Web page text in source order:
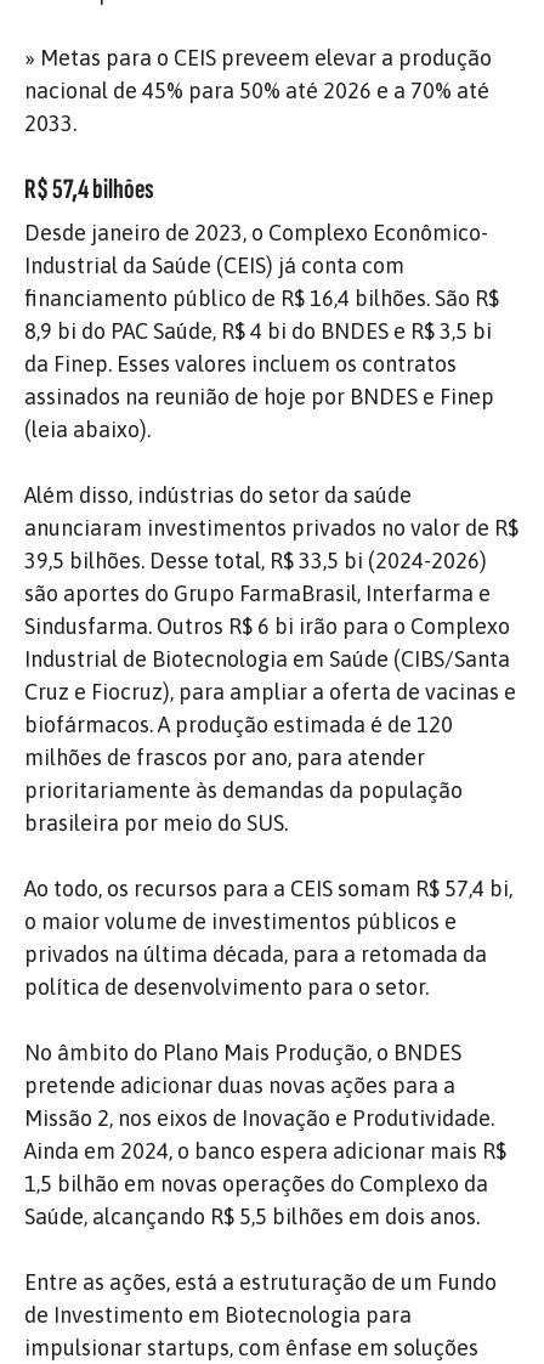
» Metas para o CEIS preveem elevar a produção
nacional de 45% para 50% até 2026 e a 70% até
2033.
R$ 57,4 bilhões
Desde janeiro de 2023, o Complexo Econômico-
Industrial da Saúde (CEIS) já conta com
financiamento público de R$ 16,4 bilhões. São R$
8,9 bi do PAC Saúde, R$ 4 bi do BNDES e R$ 3,5 bi
da Finep. Esses valores incluem os contratos
assinados na reunião de hoje por BNDES e Finep
(leia abaixo).
Além disso, indústrias do setor da saúde
anunciaram investimentos privados no valor de R$
39,5 bilhões. Desse total, R$ 33,5 bi (2024-2026)
são aportes do Grupo FarmaBrasil, Interfarma e
Sindusfarma. Outros R$ 6 bi irão para o Complexo
Industrial de Biotecnologia em Saúde (CIBS/Santa
Cruz e Fiocruz), para ampliar a oferta de vacinas e
biofármacos. A produção estimada é de 120
milhões de frascos por ano, para atender
prioritariamente às demandas da população
brasileira por meio do SUS.
Ao todo, os recursos para a CEIS somam R$ 57,4 bi,
o maior volume de investimentos públicos e
privados na última década, para a retomada da
política de desenvolvimento para o setor.
No âmbito do Plano Mais Produção, o BNDES
pretende adicionar duas novas ações para a
Missão 2, nos eixos de Inovação e Produtividade.
Ainda em 2024, o banco espera adicionar mais R$
1,5 bilhão em novas operações do Complexo da
Saúde, alcançando R$ 5,5 bilhões em dois anos.
Entre as ações, está a estruturação de um Fundo
de Investimento em Biotecnologia para
impulsionar startups, com ênfase em soluções